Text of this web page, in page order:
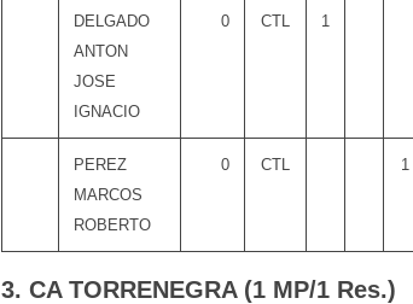
DELGADO
ANTON
JOSE
IGNACIO
0 CTL 1
PEREZ
MARCOS
ROBERTO
0 CTL 1
3. CA TORRENEGRA (1 MP/1 Res.)